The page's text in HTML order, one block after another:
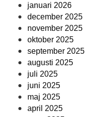
januari 2026
december 2025
november 2025
oktober 2025
september 2025
augusti 2025
juli 2025
juni 2025
maj 2025
april 2025